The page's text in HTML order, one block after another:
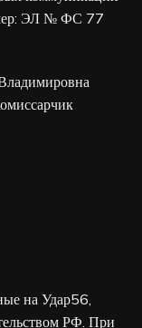
ЭЛ № ФС 77
на Удар56,
РФ. При